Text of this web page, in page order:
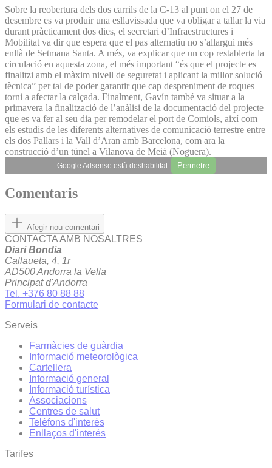
Sobre la reobertura dels dos carrils de la C-13 al punt on el 27 de
desembre es va produir una esllavissada que va obligar a tallar la via
durant pràcticament dos dies, el secretari d’Infraestructures i
Mobilitat va dir que espera que el pas alternatiu no s’allargui més
enllà de Setmana Santa. A més, va explicar que un cop restablerta la
circulació en aquesta zona, el més important “és que el projecte es
finalitzi amb el màxim nivell de seguretat i aplicant la millor solució
tècnica” per tal de poder garantir que cap despreniment de roques
torni a afectar la calçada. Finalment, Gavín també va situar a la
primavera la finalització de l’anàlisi de la documentació del projecte
que es va fer al seu dia per remodelar el port de Comiols, així com
els estudis de les diferents alternatives de comunicació terrestre entre
els dos Pallars i la Vall d’Aran amb Barcelona, com ara la
construcció d’un túnel a Vilanova de Meià (Noguera).
Google Adsense està deshabilitat. Permetre
Comentaris
Afegir nou comentari
CONTACTA AMB NOSALTRES
Diari Bondia
Callaueta, 4, 1r
AD500 Andorra la Vella
Principat d'Andorra
Tel. +376 80 88 88
Formulari de contacte
Serveis
Farmàcies de guàrdia
Informació meteorològica
Cartellera
Informació general
Informació turística
Associacions
Centres de salut
Telèfons d'interès
Enllaços d'interés
Tarifes